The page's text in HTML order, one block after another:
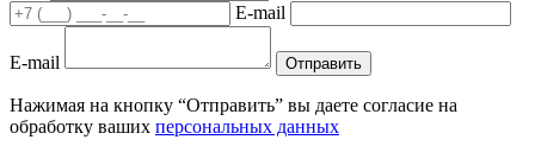
E-mail
E-mail Отправить
Нажимая на кнопку “Отправить” вы даете согласие на
обработку ваших персональных данных